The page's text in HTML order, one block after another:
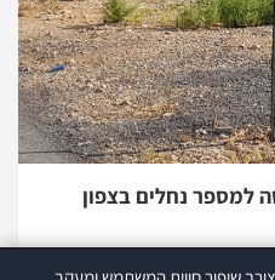
למספר נחלים בצפון